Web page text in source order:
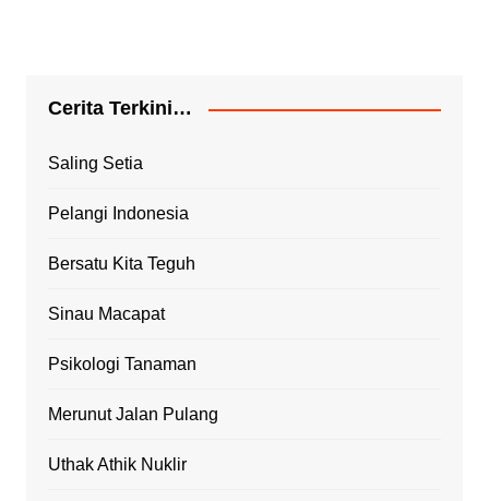
Cerita Terkini…
Saling Setia
Pelangi Indonesia
Bersatu Kita Teguh
Sinau Macapat
Psikologi Tanaman
Merunut Jalan Pulang
Uthak Athik Nuklir